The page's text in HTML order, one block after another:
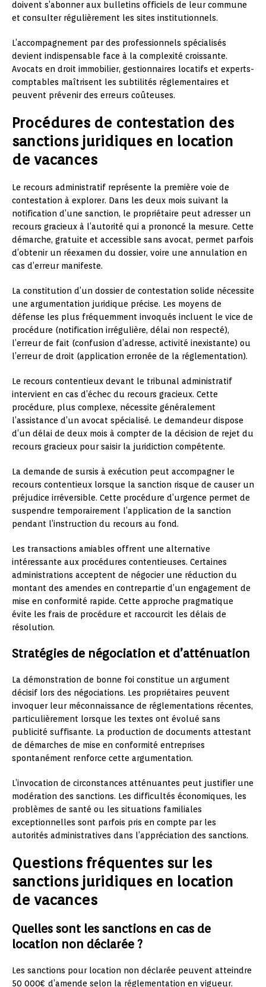
doivent s’abonner aux bulletins officiels de leur commune
et consulter régulièrement les sites institutionnels.
L’accompagnement par des professionnels spécialisés
devient indispensable face à la complexité croissante.
Avocats en droit immobilier, gestionnaires locatifs et experts-
comptables maîtrisent les subtilités réglementaires et
peuvent prévenir des erreurs coûteuses.
Procédures de contestation des
sanctions juridiques en location
de vacances
Le recours administratif représente la première voie de
contestation à explorer. Dans les deux mois suivant la
notification d’une sanction, le propriétaire peut adresser un
recours gracieux à l’autorité qui a prononcé la mesure. Cette
démarche, gratuite et accessible sans avocat, permet parfois
d’obtenir un réexamen du dossier, voire une annulation en
cas d’erreur manifeste.
La constitution d’un dossier de contestation solide nécessite
une argumentation juridique précise. Les moyens de
défense les plus fréquemment invoqués incluent le vice de
procédure (notification irrégulière, délai non respecté),
l’erreur de fait (confusion d’adresse, activité inexistante) ou
l’erreur de droit (application erronée de la réglementation).
Le recours contentieux devant le tribunal administratif
intervient en cas d’échec du recours gracieux. Cette
procédure, plus complexe, nécessite généralement
l’assistance d’un avocat spécialisé. Le demandeur dispose
d’un délai de deux mois à compter de la décision de rejet du
recours gracieux pour saisir la juridiction compétente.
La demande de sursis à exécution peut accompagner le
recours contentieux lorsque la sanction risque de causer un
préjudice irréversible. Cette procédure d’urgence permet de
suspendre temporairement l’application de la sanction
pendant l’instruction du recours au fond.
Les transactions amiables offrent une alternative
intéressante aux procédures contentieuses. Certaines
administrations acceptent de négocier une réduction du
montant des amendes en contrepartie d’un engagement de
mise en conformité rapide. Cette approche pragmatique
évite les frais de procédure et raccourcit les délais de
résolution.
Stratégies de négociation et d’atténuation
La démonstration de bonne foi constitue un argument
décisif lors des négociations. Les propriétaires peuvent
invoquer leur méconnaissance de réglementations récentes,
particulièrement lorsque les textes ont évolué sans
publicité suffisante. La production de documents attestant
de démarches de mise en conformité entreprises
spontanément renforce cette argumentation.
L’invocation de circonstances atténuantes peut justifier une
modération des sanctions. Les difficultés économiques, les
problèmes de santé ou les situations familiales
exceptionnelles sont parfois pris en compte par les
autorités administratives dans l’appréciation des sanctions.
Questions fréquentes sur les
sanctions juridiques en location
de vacances
Quelles sont les sanctions en cas de
location non déclarée ?
Les sanctions pour location non déclarée peuvent atteindre
50 000€ d’amende selon la réglementation en vigueur.